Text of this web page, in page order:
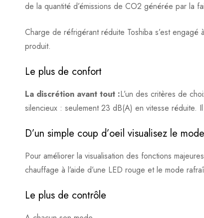
de la quantité d’émissions de CO2 générée par la
Charge de réfrigérant réduite Toshiba s’est
produit.
Le plus de confort
La discrétion avant tout :L’un des critères de
silencieux : seulement 23 dB(A) en vitesse réduite.
D’un simple coup d’oeil visualisez le
Pour améliorer la visualisation des fonctions
chauffage à l’aide d’une LED rouge et le mode
Le plus de contrôle